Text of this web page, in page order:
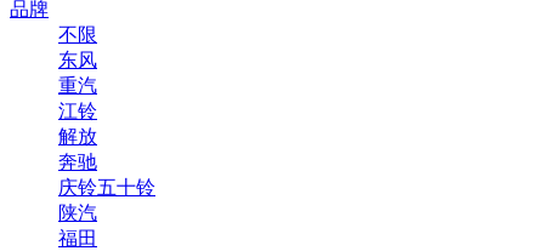
品牌
不限
东风
重汽
江铃
解放
奔驰
庆铃五十铃
陕汽
福田